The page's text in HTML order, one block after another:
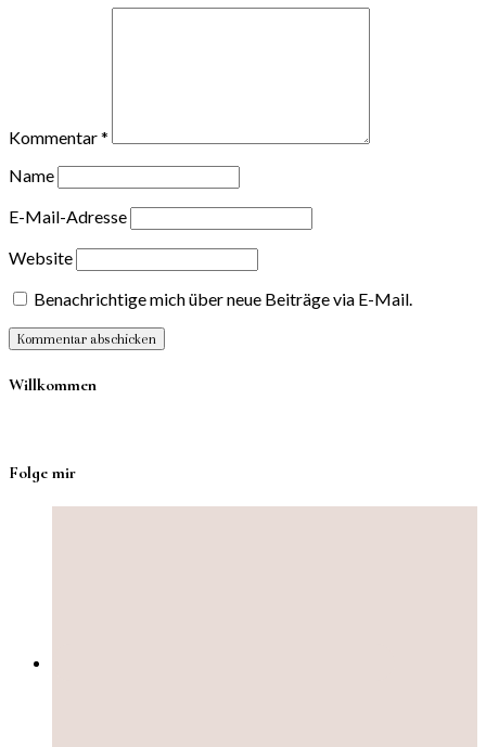
Kommentar*
Name
E-Mail-Adresse
Website
Benachrichtige mich über neue Beiträge via E-Mail.
Willkommen
Folge mir